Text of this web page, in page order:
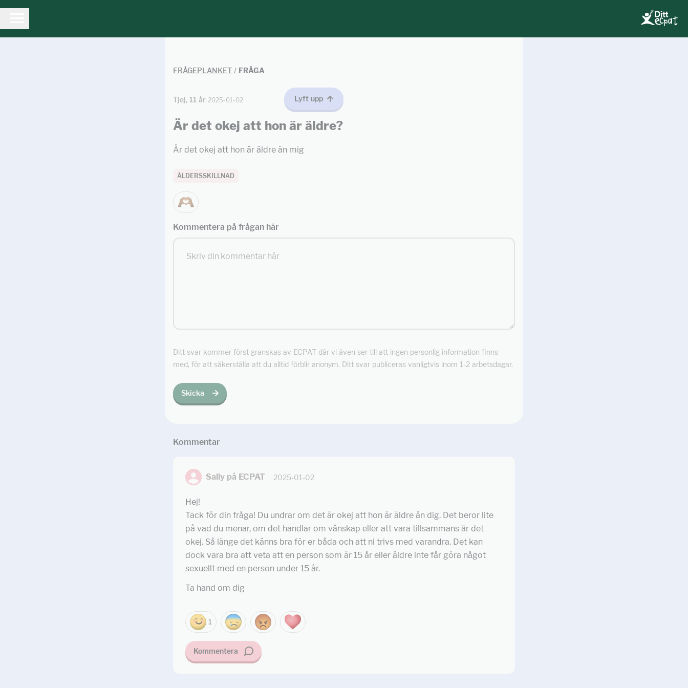
FRÅGEPLANKET / FRÅGA
Tjej, 11 år 2025-01-02 Lyft upp
Är det okej att hon är äldre?
Är det okej att hon är äldre än mig
ÅLDERSSKILLNAD
Kommentera på frågan här
Ditt svar kommer först granskas av ECPAT där vi även ser till att ingen personlig information finns
med, för att säkerställa att du alltid förblir anonym. Ditt svar publiceras vanligtvis inom 1-2 arbetsdagar.
Skicka
Kommentar
Sally på ECPAT 2025-01-02
Hej!
Tack för din fråga! Du undrar om det är okej att hon är äldre än dig. Det beror lite
på vad du menar, om det handlar om vänskap eller att vara tillsammans är det
okej. Så länge det känns bra för er båda och att ni trivs med varandra. Det kan
dock vara bra att veta att en person som är 15 år eller äldre inte får göra något
sexuellt med en person under 15 år.
Ta hand om dig
1
Kommentera